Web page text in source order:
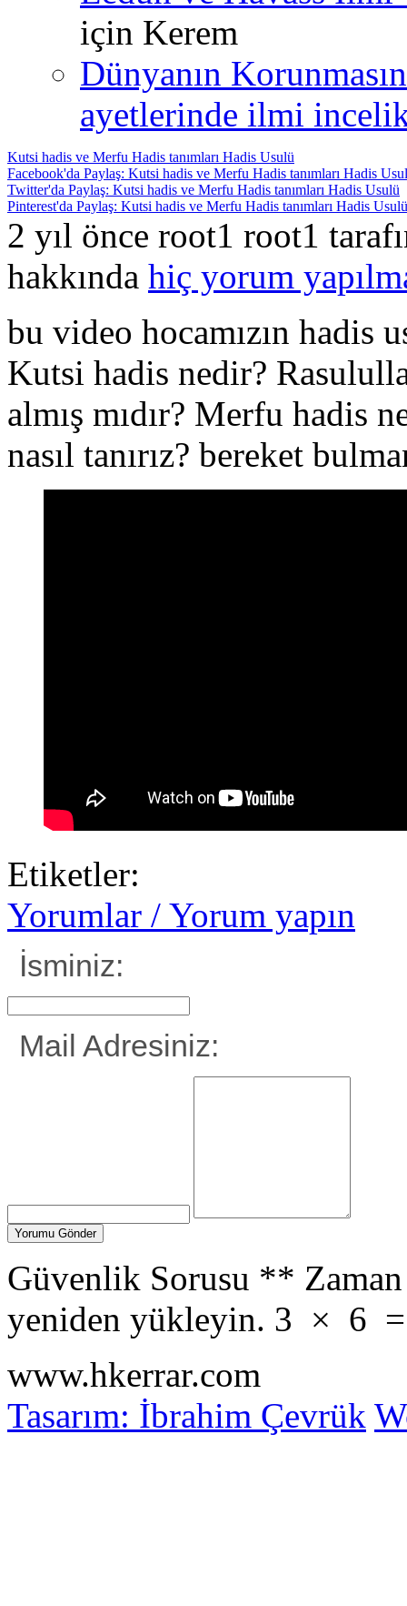
için Kerem
Dünyanın
ayetlerinde ilmi
Kutsi hadis ve Merfu Hadis tanımları Hadis Usulü
Facebook'da Paylaş: Kutsi hadis ve Merfu Hadis tanımları Hadis
Twitter'da Paylaş: Kutsi hadis ve Merfu Hadis tanımları Hadis Usulü
Pinterest'da Paylaş: Kutsi hadis ve Merfu Hadis tanımları Hadis Usulü
2 yıl önce root1 root1
hakkında hiç yorum
bu video hocamızın hadis
Kutsi hadis nedir?
almış mıdır? Merfu hadis
nasıl tanırız? bereket
Etiketler:
Yorumlar / Yorum yapın
İsminiz:
Mail Adresiniz:
Güvenlik Sorusu **
yeniden yükleyin. 3 × 6
www.hkerrar.com
Tasarım: İbrahim Çevrük